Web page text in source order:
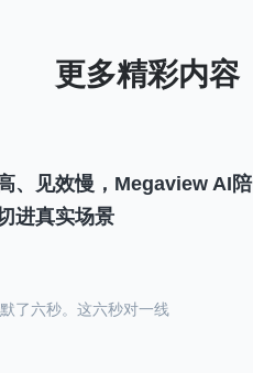
、见效慢，Megaview AI陪
进真实场景
了六秒。这六秒对一线